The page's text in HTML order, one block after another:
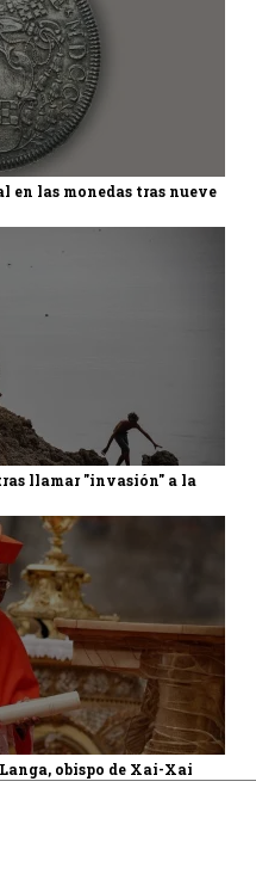
en las monedas tras nueve
llamar "invasión" a la
obispo de Xai-Xai